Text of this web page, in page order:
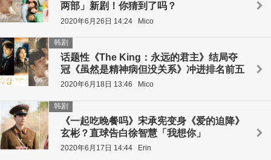
两部」新剧！你猜到了吗？
2020年6月26日 14:24 Mico
话题性《The King：永远的君主》结局夺
冠《虽然是精神病但没关系》冲进排名前五
韩剧
2020年6月18日 13:46 Mico
《一起吃晚餐吗》宋承宪变身《爱的迫降》
玄彬？直球告白徐智慧「我想你」
韩剧
2020年6月17日 14:44 Erin